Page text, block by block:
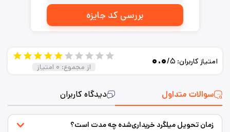
بررسی کد جایزه
سوالات متداول دیدگاه کاربران
امتیاز کاربران: ۰.۰/۵
از مجموع: ۰ امتیاز
زمان تحویل میلگرد خریداری‌شده چه مدت است؟